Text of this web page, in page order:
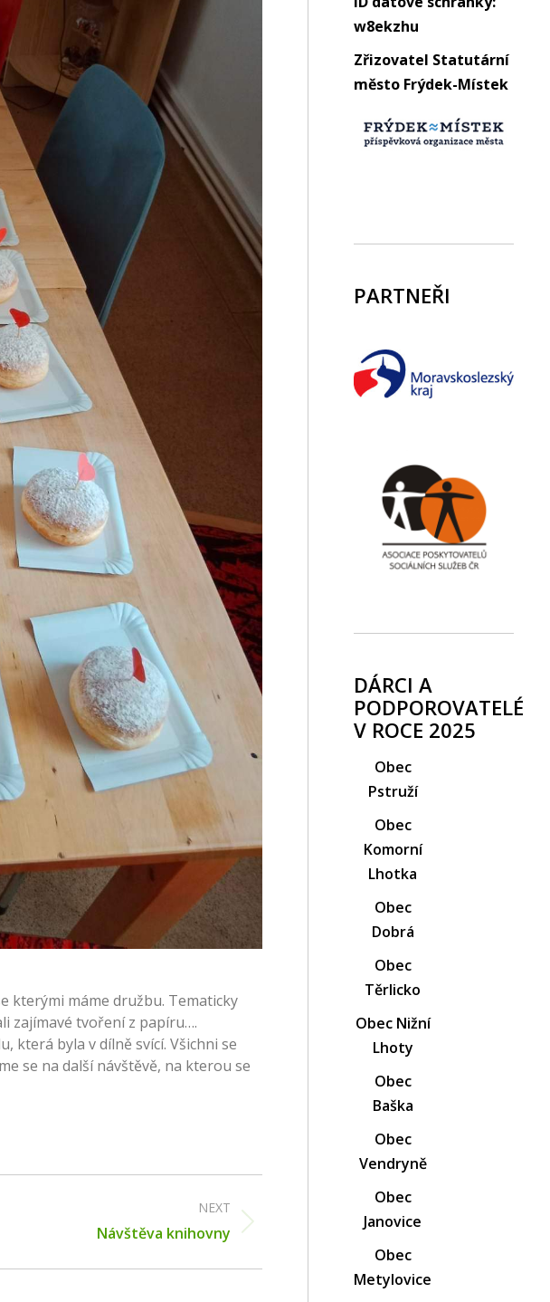
kterými máme družbu. Tematicky
zajímavé tvoření z papíru….
která byla v dílně svící. Všichni se
se na další návštěvě, na kterou se
NEXT
Návštěva knihovny
w8ekzhu
Zřizovatel Statutární
město Frýdek-Místek
PARTNEŘI
DÁRCI A
PODPOROVATELÉ
V ROCE 2025
Obec
Pstruží
Obec
Komorní
Lhotka
Obec
Dobrá
Obec
Těrlicko
Obec Nižní
Lhoty
Obec
Baška
Obec
Vendryně
Obec
Janovice
Obec
Metylovice